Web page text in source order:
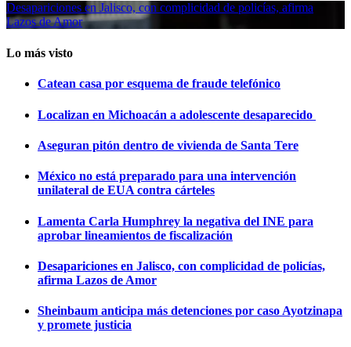
Desapariciones en Jalisco, con complicidad de policías, afirma
Lazos de Amor
Lo más visto
Catean casa por esquema de fraude telefónico
Localizan en Michoacán a adolescente desaparecido
Aseguran pitón dentro de vivienda de Santa Tere
México no está preparado para una intervención
unilateral de EUA contra cárteles
Lamenta Carla Humphrey la negativa del INE para
aprobar lineamientos de fiscalización
Desapariciones en Jalisco, con complicidad de policías,
afirma Lazos de Amor
Sheinbaum anticipa más detenciones por caso Ayotzinapa
y promete justicia